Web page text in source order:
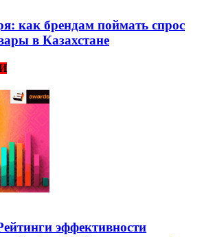
как брендам поймать спрос
в Казахстане
эффективности